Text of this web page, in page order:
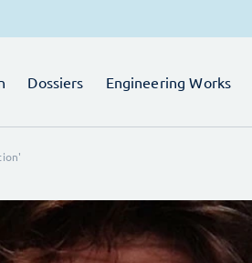
Dossiers Engineering Works